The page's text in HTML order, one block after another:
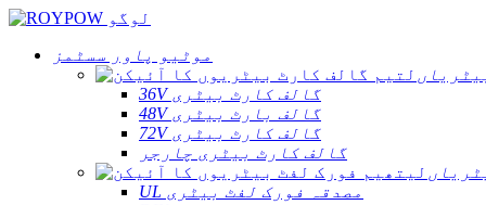
موٹیو پاور سسٹمز
36V گالف کارٹ بیٹری
48V گالف بارٹ بیٹری
72V گالف کارٹ بیٹری
گالف کارٹ بیٹری چارجر
UL مصدقہ فورک لفٹ بیٹری